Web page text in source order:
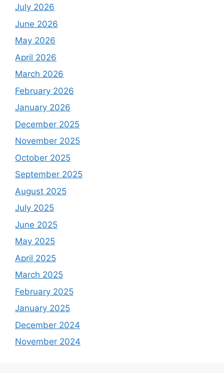
July 2026
June 2026
May 2026
April 2026
March 2026
February 2026
January 2026
December 2025
November 2025
October 2025
September 2025
August 2025
July 2025
June 2025
May 2025
April 2025
March 2025
February 2025
January 2025
December 2024
November 2024